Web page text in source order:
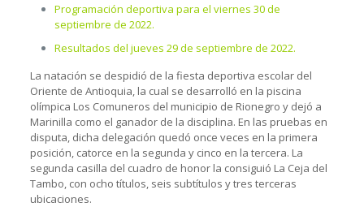
Programación deportiva para el viernes 30 de
septiembre de 2022.
Resultados del jueves 29 de septiembre de 2022.
La natación se despidió de la fiesta deportiva escolar del
Oriente de Antioquia, la cual se desarrolló en la piscina
olímpica Los Comuneros del municipio de Rionegro y dejó a
Marinilla como el ganador de la disciplina. En las pruebas en
disputa, dicha delegación quedó once veces en la primera
posición, catorce en la segunda y cinco en la tercera. La
segunda casilla del cuadro de honor la consiguió La Ceja del
Tambo, con ocho títulos, seis subtítulos y tres terceras
ubicaciones.